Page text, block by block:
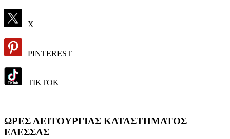
| X
| PINTEREST
| TIKTOK
ΩΡΕΣ ΛΕΙΤΟΥΡΓΙΑΣ ΚΑΤΑΣΤΗΜΑΤΟΣ
ΕΔΕΣΣΑΣ